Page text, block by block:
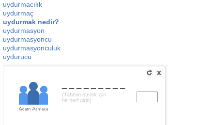
uydurmacılık
uydurmaç
uydurmak nedir?
uydurmasyon
uydurmasyoncu
uydurmasyonculuk
uydurucu
(Tahmin etmek için
bir harf girin)